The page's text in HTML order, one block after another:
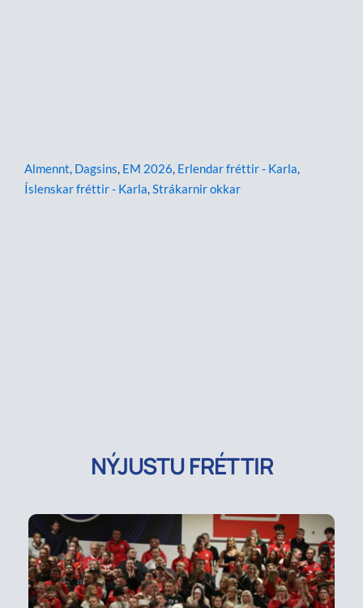
Almennt, Dagsins, EM 2026, Erlendar fréttir - Karla,
Íslenskar fréttir - Karla,Strákarnir okkar
NÝJUSTU FRÉTTIR